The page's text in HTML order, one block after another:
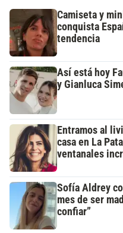
Camiseta y
conquista
tendencia
Así está hoy
y Gianluca
Entramos al
casa en La
ventanales
Sofía Aldrey
mes de ser
confiar”